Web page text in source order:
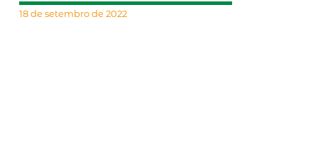
18 de setembro de 2022